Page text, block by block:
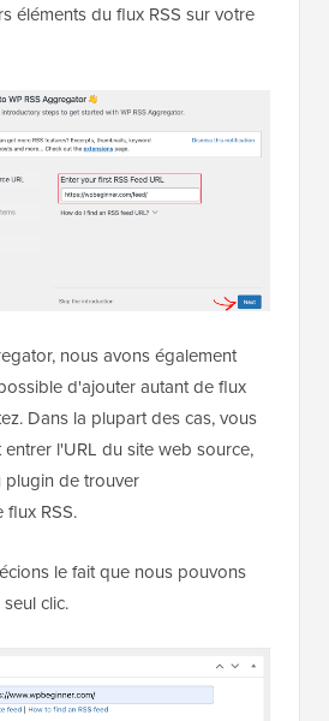
éléments du flux RSS sur votre
nous avons également
d'ajouter autant de flux
Dans la plupart des cas, vous
l'URL du site web source,
plugin de trouver
RSS.
le fait que nous pouvons
clic.